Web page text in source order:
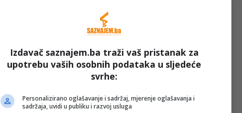
Izdavač saznajem.ba traži vaš pristanak za
upotrebu vaših osobnih podataka u sljedeće
svrhe:
Personalizirano oglašavanje i sadržaj, mjerenje oglašavanja i
sadržaja, uvidi u publiku i razvoj usluga